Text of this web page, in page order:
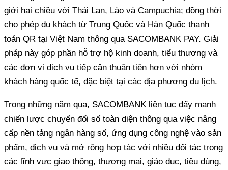
giới hai chiều với Thái Lan, Lào và Campuchia; đồng thời
cho phép du khách từ Trung Quốc và Hàn Quốc thanh
toán QR tại Việt Nam thông qua SACOMBANK PAY. Giải
pháp này góp phần hỗ trợ hộ kinh doanh, tiểu thương và
các đơn vị dịch vụ tiếp cận thuận tiện hơn với nhóm
khách hàng quốc tế, đặc biệt tại các địa phương du lịch.
Trong những năm qua, SACOMBANK liên tục đẩy mạnh
chiến lược chuyển đổi số toàn diện thông qua việc nâng
cấp nền tảng ngân hàng số, ứng dụng công nghệ vào sản
phẩm, dịch vụ và mở rộng hợp tác với nhiều đối tác trong
các lĩnh vực giao thông, thương mại, giáo dục, tiêu dùng,